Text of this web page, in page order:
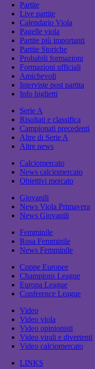
Partite
Live partite
Calendario Viola
Pagelle viola
Partite più importanti
Partite Storiche
Probabili formazioni
Formazioni ufficiali
Amichevoli
Interviste post partita
Info biglietti
Serie A
Risultati e classifica
Campionati precedenti
Altre di Serie A
Altre news
Calciomercato
News calciomercato
Obiettivi mercato
Giovanili
News Viola Primavera
News Giovanili
Femminile
Rosa Femminile
News Femminile
Coppe Europee
Champions League
Europa League
Conference League
Video
Video viola
Video opinionisti
Video virali e divertenti
Video calciomercato
LINKS